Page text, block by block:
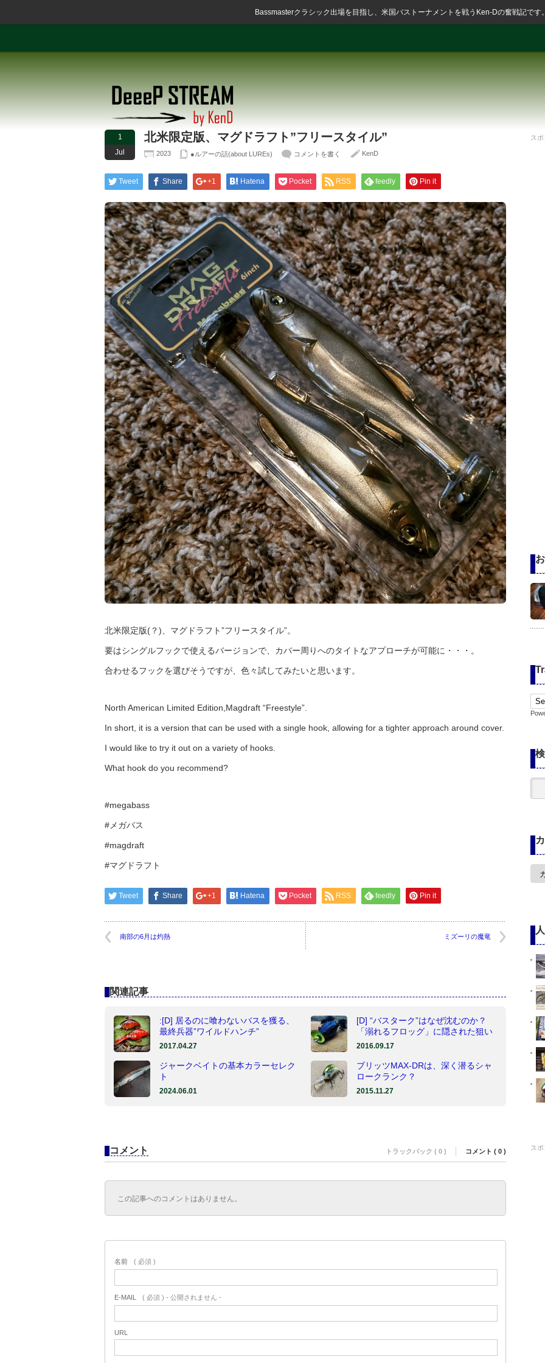
Bassmasterクラシック出場を目指し、米国バストーナメントを戦うKen-Dの奮戦記です
1
Jul
北米限定版、マグドラフト”フリースタイル”
2023 ●ルアーの話(about LUREs) コメントを書く KenD
Tweet Share +1 Hatena Pocket RSS feedly Pin it
北米限定版(？)、マグドラフト”フリースタイル”。
要はシングルフックで使えるバージョンで、カバー周りへのタイトなアプローチが可能に・・・。
合わせるフックを選びそうですが、色々試してみたいと思います。
North American Limited Edition,Magdraft “Freestyle”.
In short, it is a version that can be used with a single hook, allowing for a tighter approach around cover.
I would like to try it out on a variety of hooks.
What hook do you recommend?
#megabass
#メガバス
#magdraft
#マグドラフト
Tweet Share +1 Hatena Pocket RSS feedly Pin it
南部の6月は灼熱 ミズーリの魔竜
関連記事
:[D] 居るのに喰わないバスを獲る、
最終兵器”ワイルドハンチ”
2017.04.27
[D] “バスターク”はなぜ沈むのか？
「溺れるフロッグ」に隠された狙い
2016.09.17
ジャークベイトの基本カラーセレク
ト
2024.06.01
ブリッツMAX-DRは、深く潜るシャ
ロークランク？
2015.11.27
コメント トラックバック ( 0 ) コメント ( 0 )
この記事へのコメントはありません。
名前 ( 必須 )
E-MAIL ( 必須 ) - 公開されません -
URL
ス
カ
ス